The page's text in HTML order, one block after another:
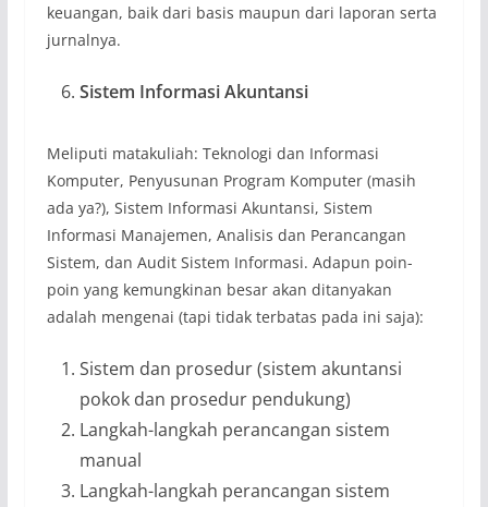
keuangan, baik dari basis maupun dari laporan serta
jurnalnya.
Sistem Informasi Akuntansi
Meliputi matakuliah: Teknologi dan Informasi
Komputer, Penyusunan Program Komputer (masih
ada ya?), Sistem Informasi Akuntansi, Sistem
Informasi Manajemen, Analisis dan Perancangan
Sistem, dan Audit Sistem Informasi. Adapun poin-
poin yang kemungkinan besar akan ditanyakan
adalah mengenai (tapi tidak terbatas pada ini saja):
Sistem dan prosedur (sistem akuntansi
pokok dan prosedur pendukung)
Langkah-langkah perancangan sistem
manual
Langkah-langkah perancangan sistem